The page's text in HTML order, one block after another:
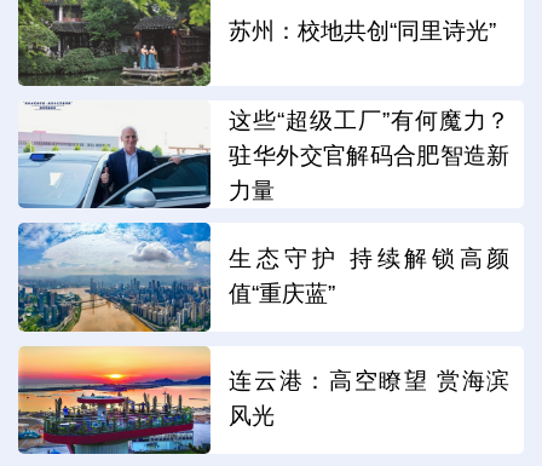
苏州：校地共创“同里诗光”
这些“超级工厂”有何魔力？
驻华外交官解码合肥智造新
力量
生态守护 持续解锁高颜
值“重庆蓝”
连云港：高空瞭望 赏海滨
风光